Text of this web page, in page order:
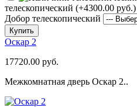
телескопический (+4300.00 руб.)
Добор телескопический
Купить
Оскар 2
17720.00 руб.
Межкомнатная дверь Оскар 2..